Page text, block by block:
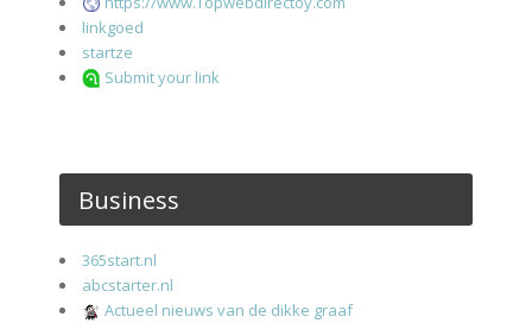
linkgoed
startze
Submit your link
Business
365start.nl
abcstarter.nl
Actueel nieuws van de dikke graaf